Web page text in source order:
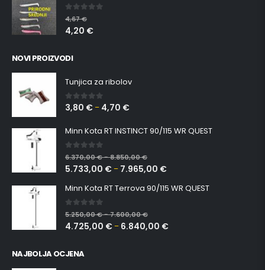
0 out of 5
4,67€
4,20 €
NOVI PROIZVODI
Tunjica za ribolov
0 out of 5
3,80 € – 4,70 €
Minn Kota RT INSTINCT 90/115 WR QUEST
0 out of 5
6.370,00€–8.850,00€
5.733,00 € – 7.965,00 €
Minn Kota RT Terrova 90/115 WR QUEST
0 out of 5
5.250,00€–7.600,00€
4.725,00 € – 6.840,00 €
NAJBOLJA OCJENA